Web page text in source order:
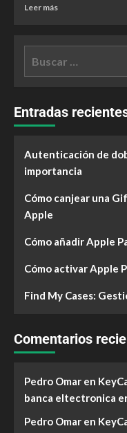
Leer más
Entradas
Autenticación de
importancia
Cómo canjear una
Apple
Cómo añadir Apple
Cómo activar Apple
Find My Cases:
Comentarios
Pedro Omar en
banca eltectronica
Pedro Omar en